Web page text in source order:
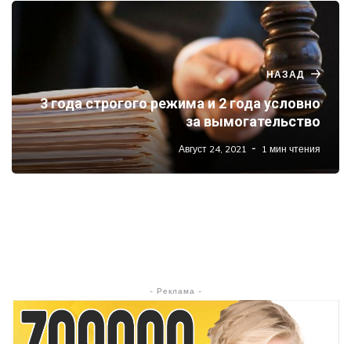
НАЗАД
3 года строгого режима и 2 года условно
за вымогательство
Август 24, 2021 1 мин чтения
- Реклама -